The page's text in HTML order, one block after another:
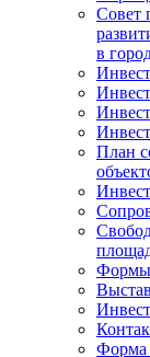
Совет
в
План
Формы
Форма